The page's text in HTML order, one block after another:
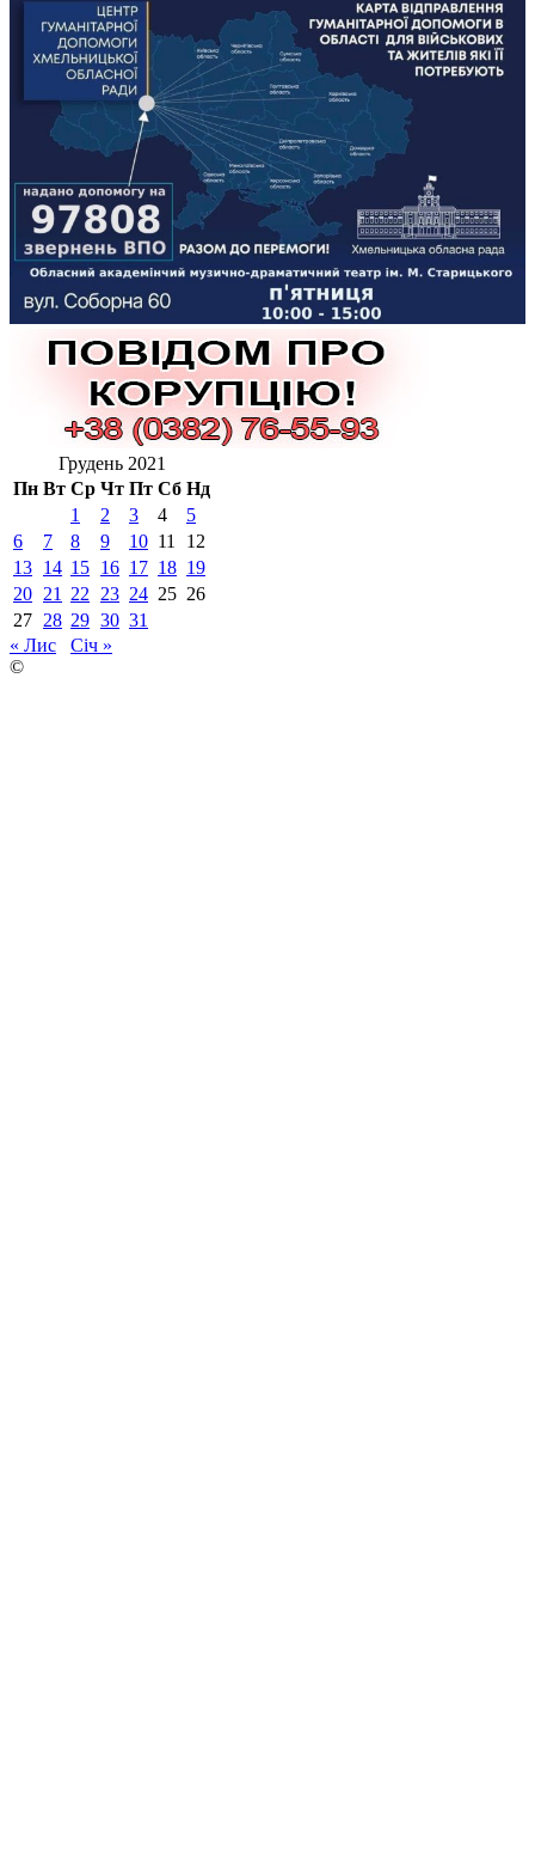
Грудень 2021
Пн Вт Ср Чт Пт Сб Нд
1
2 3 4
5
6
7 8 9 10 11
12
13 14 15 16 17 18 19
20 21 22 23 24 25 26
27 28 29 30 31
« Лис
Січ »
©